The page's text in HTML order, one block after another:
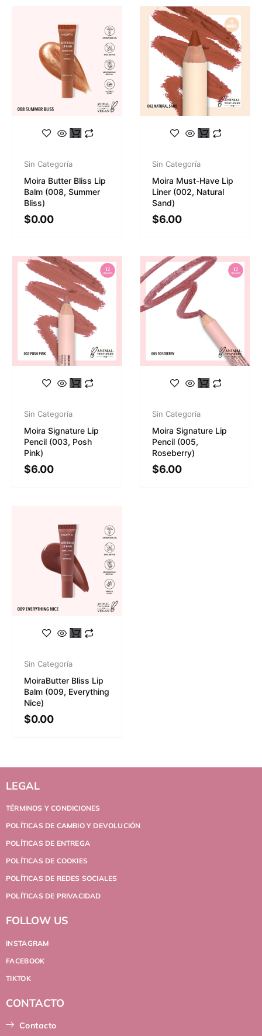
Sin Categoría
Moira Butter Bliss Lip
Balm (008, Summer
Bliss)
$0.00
Sin Categoría
Moira Must-Have Lip
Liner (002, Natural
Sand)
$6.00
Sin Categoría
Moira Signature Lip
Pencil (003, Posh
Pink)
$6.00
Sin Categoría
Moira Signature Lip
Pencil (005,
Roseberry)
$6.00
Sin Categoría
MoiraButter Bliss Lip
Balm (009, Everything
Nice)
$0.00
LEGAL
TÉRMINOS Y CONDICIONES
POLÍTICAS DE CAMBIO Y DEVOLUCIÓN
POLÍTICAS DE ENTREGA
POLÍTICAS DE COOKIES
POLÍTICAS DE REDES SOCIALES
POLÍTICAS DE PRIVACIDAD
FOLLOW US
INSTAGRAM
FACEBOOK
TIKTOK
CONTACTO
Contacto